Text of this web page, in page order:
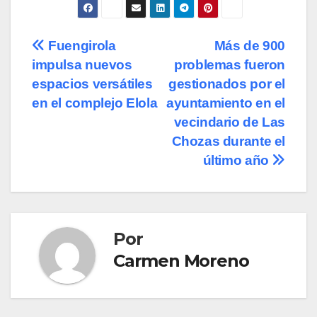
Navegación
de
entradas
Más de 900
problemas fueron
gestionados por el
ayuntamiento en el
vecindario de Las
Chozas durante el
último año
Fuengirola
impulsa nuevos
espacios versátiles
en el complejo Elola
Por
Carmen Moreno